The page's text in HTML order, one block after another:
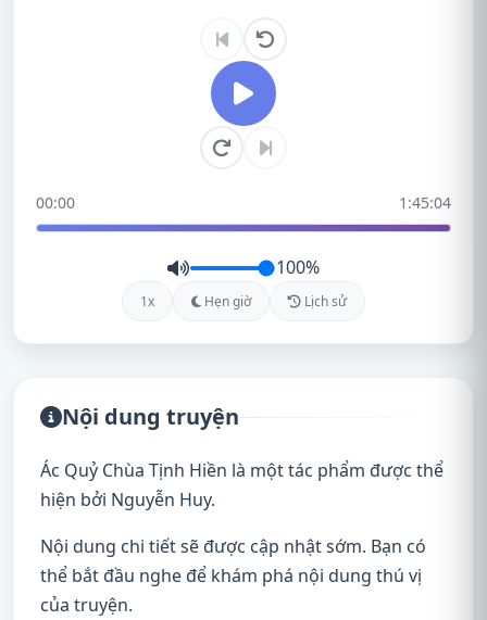
00:00 1:45:04
100%
1x Hẹn giờ Lịch sử
Nội dung truyện
Ác Quỷ Chùa Tịnh Hiền là một tác phẩm được thể
hiện bởi Nguyễn Huy.
Nội dung chi tiết sẽ được cập nhật sớm. Bạn có
thể bắt đầu nghe để khám phá nội dung thú vị
của truyện.